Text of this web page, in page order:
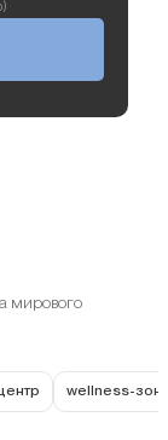
мирового
wellness-